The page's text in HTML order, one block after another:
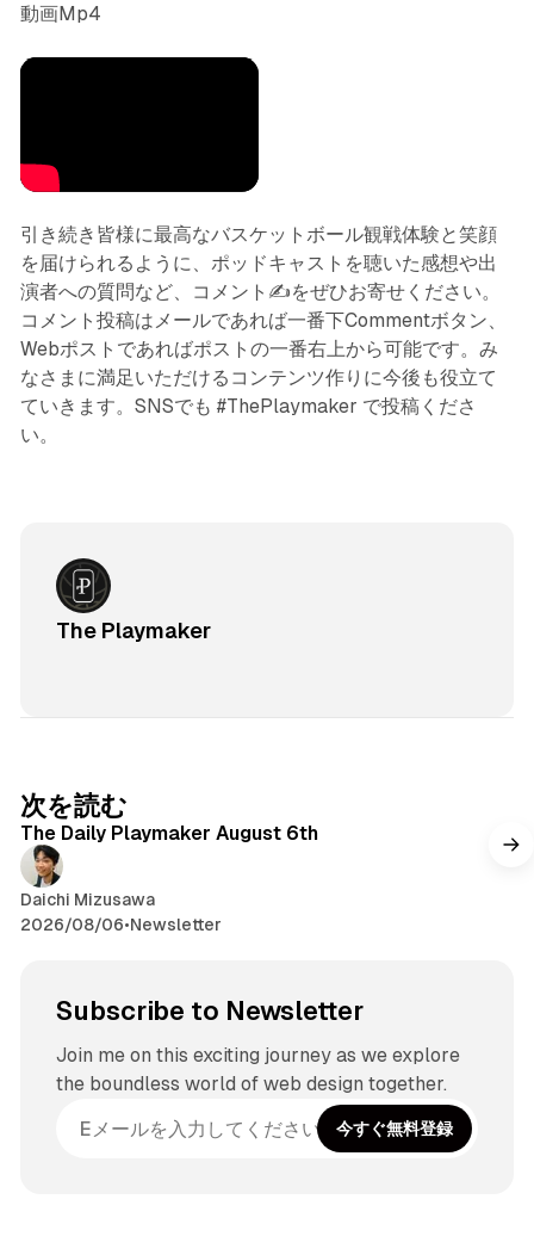
動画Mp4
引き続き皆様に最高なバスケットボール観戦体験と笑顔
を届けられるように、ポッドキャストを聴いた感想や出
演者への質問など、コメント✍️をぜひお寄せください。
コメント投稿はメールであれば一番下Commentボタン、
Webポストであればポストの一番右上から可能です。み
なさまに満足いただけるコンテンツ作りに今後も役立て
ていきます。SNSでも #ThePlaymaker で投稿くださ
い。
The Playmaker
次を読む
The Daily Playmaker August 6th
Daichi Mizusawa
2026/08/06•Newsletter
Subscribe to Newsletter
Join me on this exciting journey as we explore
the boundless world of web design together.
今すぐ無料登録